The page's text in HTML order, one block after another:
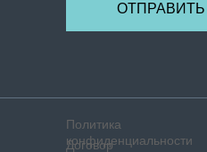
ОТПРАВИТЬ
Политика
конфиденциальности
Договор